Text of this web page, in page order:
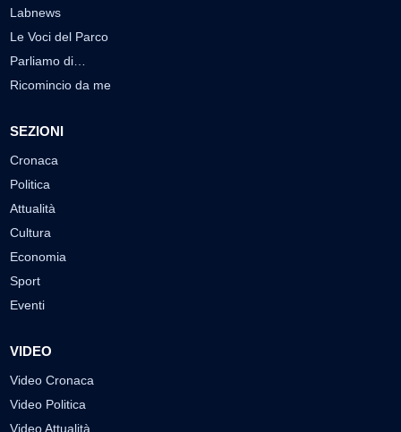
Labnews
Le Voci del Parco
Parliamo di…
Ricomincio da me
SEZIONI
Cronaca
Politica
Attualità
Cultura
Economia
Sport
Eventi
VIDEO
Video Cronaca
Video Politica
Video Attualità